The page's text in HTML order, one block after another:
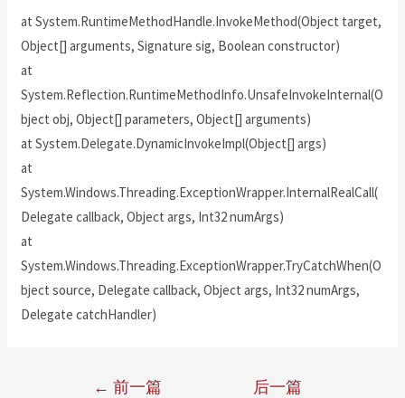
at System.RuntimeMethodHandle.InvokeMethod(Object target,
Object[] arguments, Signature sig, Boolean constructor)
at
System.Reflection.RuntimeMethodInfo.UnsafeInvokeInternal(O
bject obj, Object[] parameters, Object[] arguments)
at System.Delegate.DynamicInvokeImpl(Object[] args)
at
System.Windows.Threading.ExceptionWrapper.InternalRealCall(
Delegate callback, Object args, Int32 numArgs)
at
System.Windows.Threading.ExceptionWrapper.TryCatchWhen(O
bject source, Delegate callback, Object args, Int32 numArgs,
Delegate catchHandler)
← 前一篇
后一篇